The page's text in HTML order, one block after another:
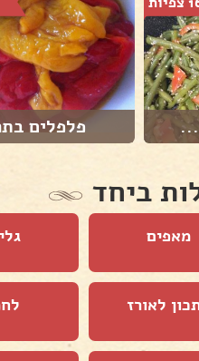
פלפלים
ביחד
מאפים
לאורז